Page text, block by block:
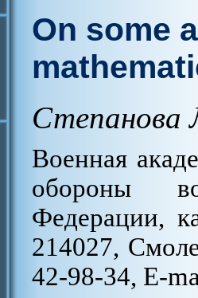
On some
Степанова
Военная
обороны
Федерации,
214027,
42-98-34, E-